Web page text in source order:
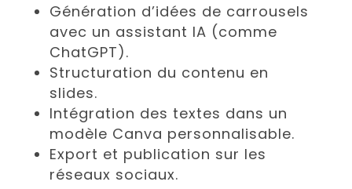
Génération d’idées de carrousels
avec un assistant IA (comme
ChatGPT).
Structuration du contenu en
slides.
Intégration des textes dans un
modèle Canva personnalisable.
Export et publication sur les
réseaux sociaux.